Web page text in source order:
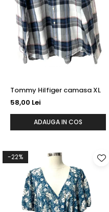
Hanorace
Lenjerii si pijamale
Paltoane
Pantaloni
Pulovere
Rochii
Sacouri si Costume
Sport
Tricouri si maiouri
Veste
Tricouri si maiouri
Veste
Salopete
Sport
Tricouri si maiouri
veste
Tommy Hilfiger camasa XL
58,00 Lei
ADAUGA IN COS
-22%